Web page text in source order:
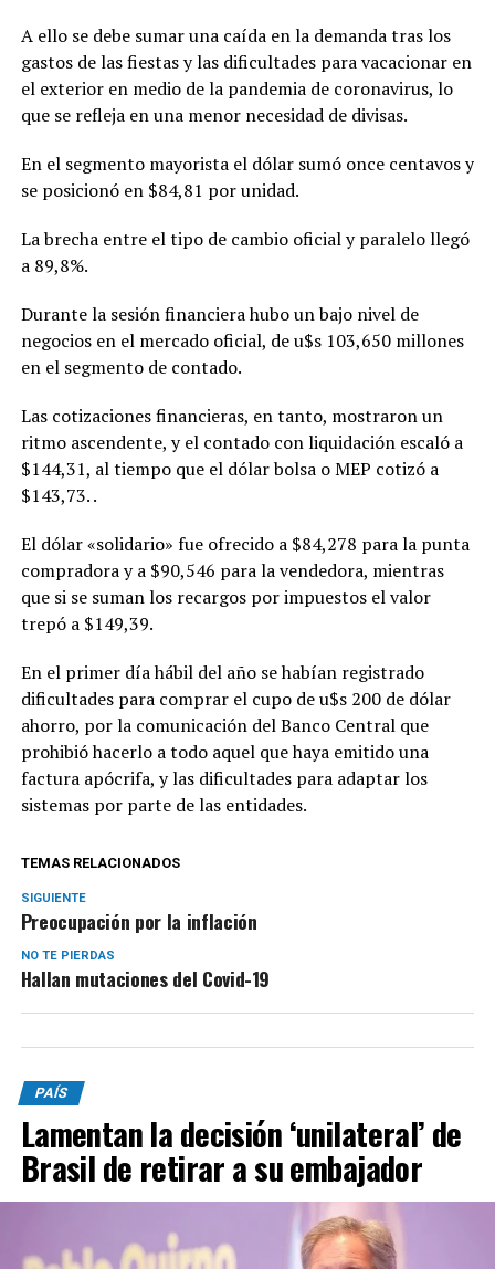
A ello se debe sumar una caída en la demanda tras los
gastos de las fiestas y las dificultades para vacacionar en
el exterior en medio de la pandemia de coronavirus, lo
que se refleja en una menor necesidad de divisas.
En el segmento mayorista el dólar sumó once centavos y
se posicionó en $84,81 por unidad.
La brecha entre el tipo de cambio oficial y paralelo llegó
a 89,8%.
Durante la sesión financiera hubo un bajo nivel de
negocios en el mercado oficial, de u$s 103,650 millones
en el segmento de contado.
Las cotizaciones financieras, en tanto, mostraron un
ritmo ascendente, y el contado con liquidación escaló a
$144,31, al tiempo que el dólar bolsa o MEP cotizó a
$143,73. .
El dólar «solidario» fue ofrecido a $84,278 para la punta
compradora y a $90,546 para la vendedora, mientras
que si se suman los recargos por impuestos el valor
trepó a $149,39.
En el primer día hábil del año se habían registrado
dificultades para comprar el cupo de u$s 200 de dólar
ahorro, por la comunicación del Banco Central que
prohibió hacerlo a todo aquel que haya emitido una
factura apócrifa, y las dificultades para adaptar los
sistemas por parte de las entidades.
TEMAS RELACIONADOS
SIGUIENTE
Preocupación por la inflación
NO TE PIERDAS
Hallan mutaciones del Covid-19
PAÍS
Lamentan la decisión ‘unilateral’ de
Brasil de retirar a su embajador